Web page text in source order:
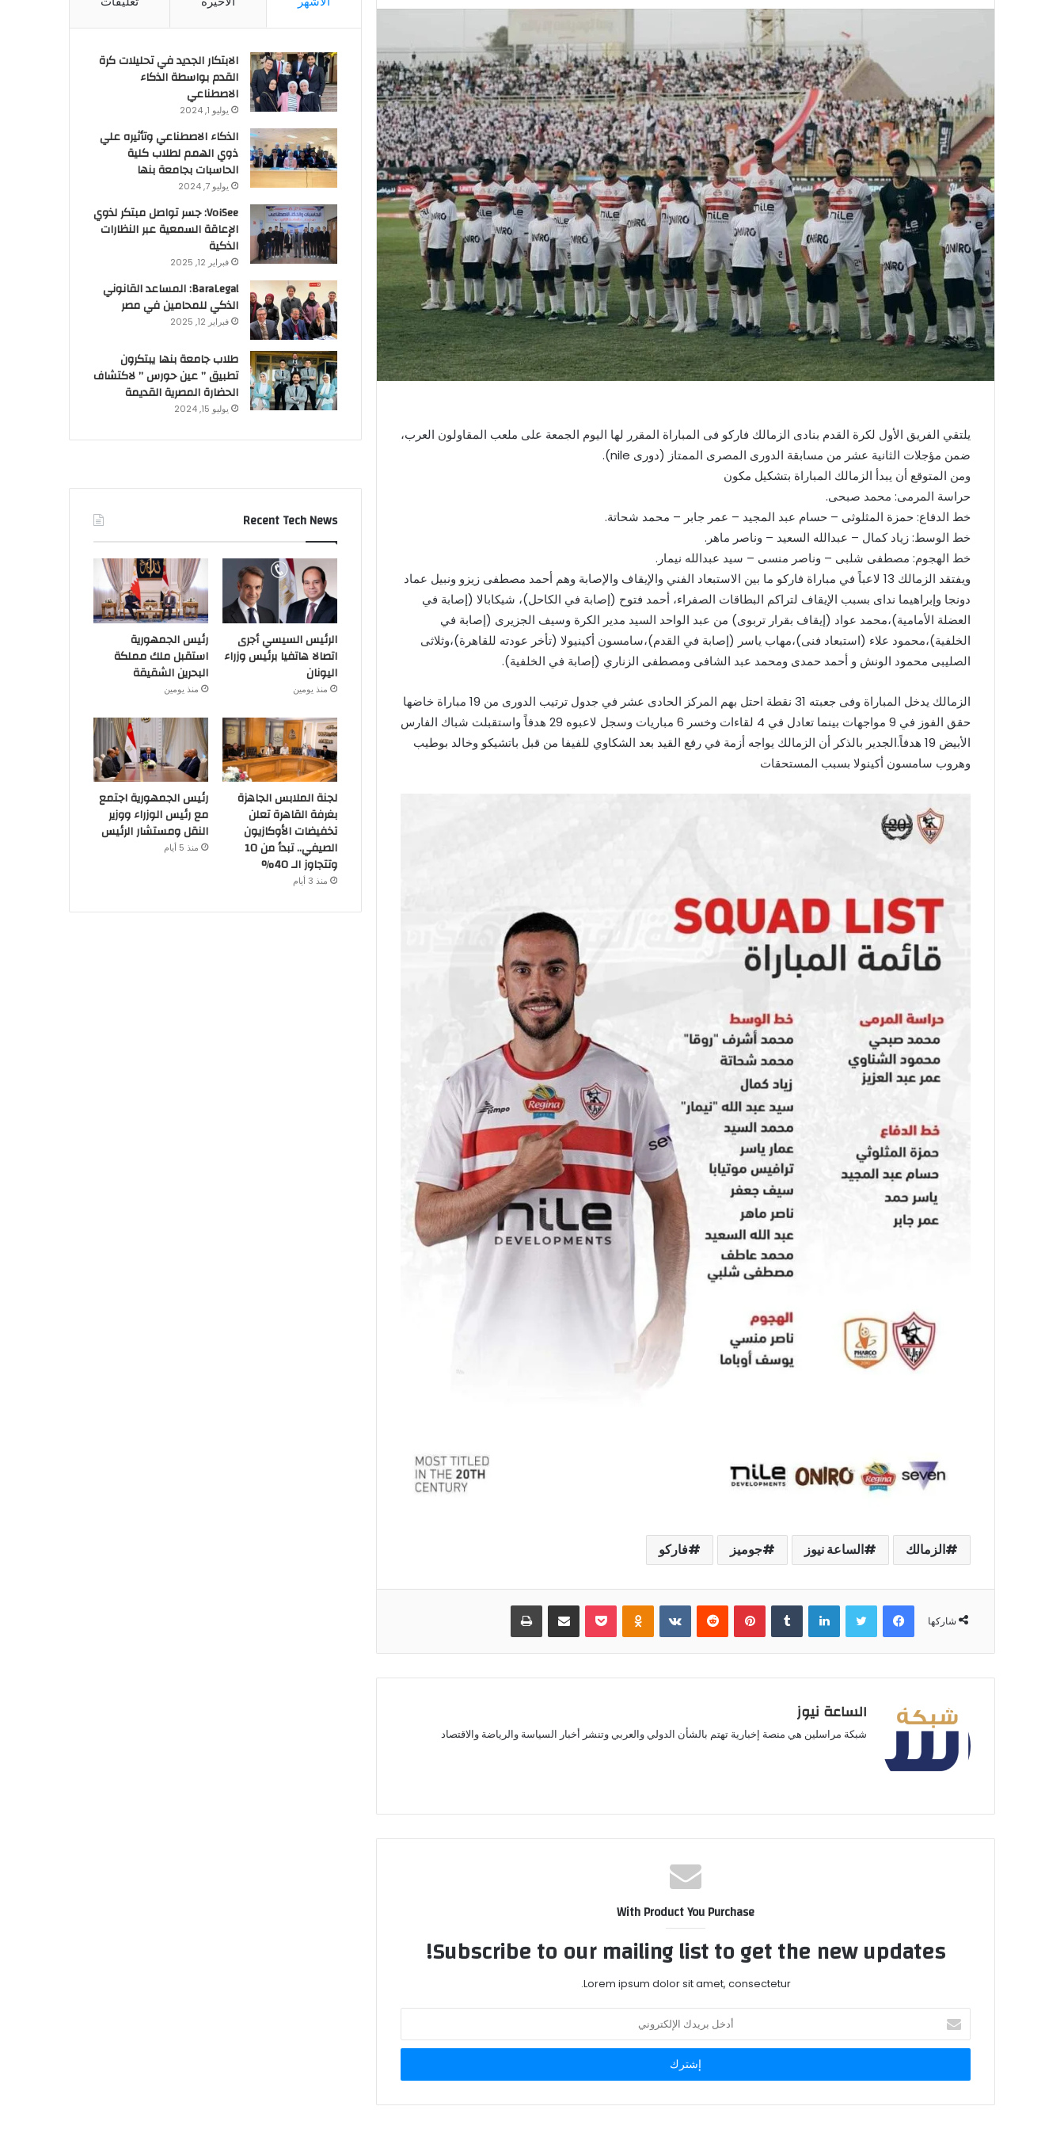
يلتقي الفريق الأول لكرة القدم بنادى الزمالك فاركو فى المباراة المقرر لها اليوم الجمعة على ملعب المقاولون العرب،
ضمن مؤجلات الثانية عشر من مسابقة الدورى المصرى الممتاز (دورى nile).
ومن المتوقع أن يبدأ الزمالك المباراة بتشكيل مكون
حراسة المرمى: محمد صبحى.
خط الدفاع: حمزة المثلوثى – حسام عبد المجيد – عمر جابر – محمد شحاتة.
خط الوسط: زياد كمال – عبدالله السعيد – وناصر ماهر.
خط الهجوم: مصطفى شلبى – وناصر منسى – سيد عبدالله نيمار.
ويفتقد الزمالك 13 لاعباً في مباراة فاركو ما بين الاستبعاد الفني والإيقاف والإصابة وهم أحمد مصطفى زيزو ونبيل عماد
دونجا وإبراهيما نداى بسبب الإيقاف لتراكم البطاقات الصفراء، أحمد فتوح (إصابة في الكاحل)، شيكابالا (إصابة في
العضلة الأمامية)،محمد عواد (إيقاف بقرار تربوى) من عبد الواحد السيد مدير الكرة وسيف الجزيرى (إصابة في
الخلفية)،محمود علاء (استبعاد فنى)،مهاب ياسر (إصابة في القدم)،سامسون أكينيولا (تأخر عودته للقاهرة)،وثلاثى
الصليبى محمود الونش و أحمد حمدى ومحمد عبد الشافى ومصطفى الزناري (إصابة في الخلفية).
الزمالك يدخل المباراة وفى جعبته 31 نقطة احتل بهم المركز الحادى عشر في جدول ترتيب الدورى من 19 مباراة خاضها
حقق الفوز في 9 مواجهات بينما تعادل في 4 لقاءات وخسر 6 مباريات وسجل لاعبوه 29 هدفاً واستقبلت شباك الفارس
الأبيض 19 هدفاً.الجدير بالذكر أن الزمالك يواجه أزمة في رفع القيد بعد الشكاوي للفيفا من قبل باتشيكو وخالد بوطيب
وهروب سامسون أكينولا بسبب المستحقات
الزمالك الساعة نيوز جوميز فاركو
شاركها
فيسبوكتويتر لينكدإن بينتيريست Odnoklassniki
بوكيت مشاركة عبر البريد طباعة
الساعة نيوز
شبكة مراسلين هي منصة إخبارية تهتم بالشأن الدولي والعربي وتنشر أخبار السياسة والرياضة والاقتصاد
With Product You Purchase
Subscribe to our mailing list to get the new updates!
Lorem ipsum dolor sit amet, consectetur.
بريدك
الإلكتروني
الابتكار الجديد في تحليلات كرة
القدم بواسطة الذكاء
الاصطناعي
يوليو 1, 2024
الذكاء الاصطناعي وتأثيره علي
ذوي الهمم لطلاب كلية
الحاسبات بجامعة بنها
يوليو 7, 2024
VoiSee: جسر تواصل مبتكر لذوي
الإعاقة السمعية عبر النظارات
الذكية
فبراير 12, 2025
BaraLegal: المساعد القانوني
الذكي للمحامين في مصر
فبراير 12, 2025
طلاب جامعة بنها يبتكرون
تطبيق ” عين حورس ” لاكتشاف
الحضارة المصرية القديمة
يوليو 15, 2024
Recent Tech News
الرئيس السيسي أجرى
اتصالا هاتفيا برئيس وزراء
اليونان
منذ يومين
رئيس الجمهورية
استقبل ملك مملكة
البحرين الشقيقة
منذ يومين
لجنة الملابس الجاهزة
بغرفة القاهرة تعلن
تخفيضات الأوكازيون
الصيفي.. تبدأ من 10
وتتجاوز الـ 40%
منذ 3 أيام
رئيس الجمهورية اجتمع
مع رئيس الوزراء ووزير
النقل ومستشار الرئيس
منذ 5 أيام